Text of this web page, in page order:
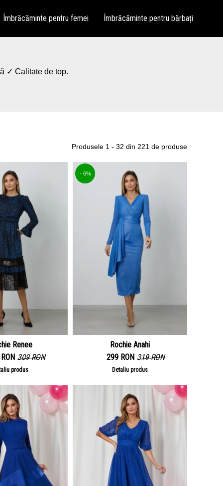
Îmbrăcăminte pentru femei Îmbrăcăminte pentru bărbați
✓ Calitate de top.
Produsele 1 - 32 din 221 de produse
Renee
309 RON
produs
Rochie Anahi
- 6%
299 RON 319 RON
Detaliu produs